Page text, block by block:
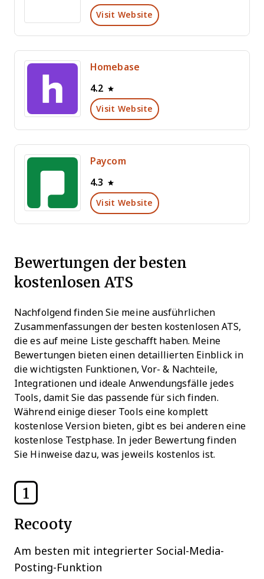
Visit Website
Homebase
4.2
Visit Website
Paycom
4.3
Visit Website
Bewertungen der besten
kostenlosen ATS
Nachfolgend finden Sie meine ausführlichen
Zusammenfassungen der besten kostenlosen ATS,
die es auf meine Liste geschafft haben. Meine
Bewertungen bieten einen detaillierten Einblick in
die wichtigsten Funktionen, Vor- & Nachteile,
Integrationen und ideale Anwendungsfälle jedes
Tools, damit Sie das passende für sich finden.
Während einige dieser Tools eine komplett
kostenlose Version bieten, gibt es bei anderen eine
kostenlose Testphase. In jeder Bewertung finden
Sie Hinweise dazu, was jeweils kostenlos ist.
1
Recooty
Am besten mit integrierter Social-Media-
Posting-Funktion